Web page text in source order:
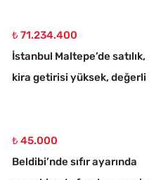
₺ 71.234.400
İstanbul Maltepe’de satılık,
kira getirisi yüksek, değerli
₺ 45.000
Beldibi’nde sıfır ayarında